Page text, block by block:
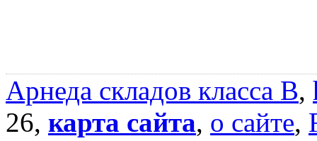
Арнеда складов класса B,
26, карта сайта, о сайте,